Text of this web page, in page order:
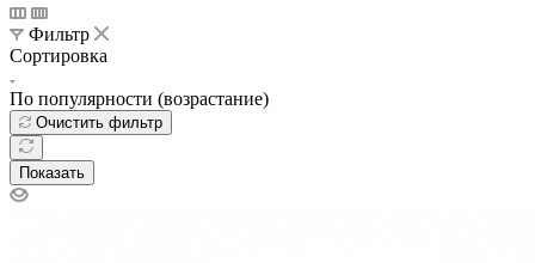
Фильтр
Сортировка
По популярности (возрастание)
Очистить фильтр
Показать